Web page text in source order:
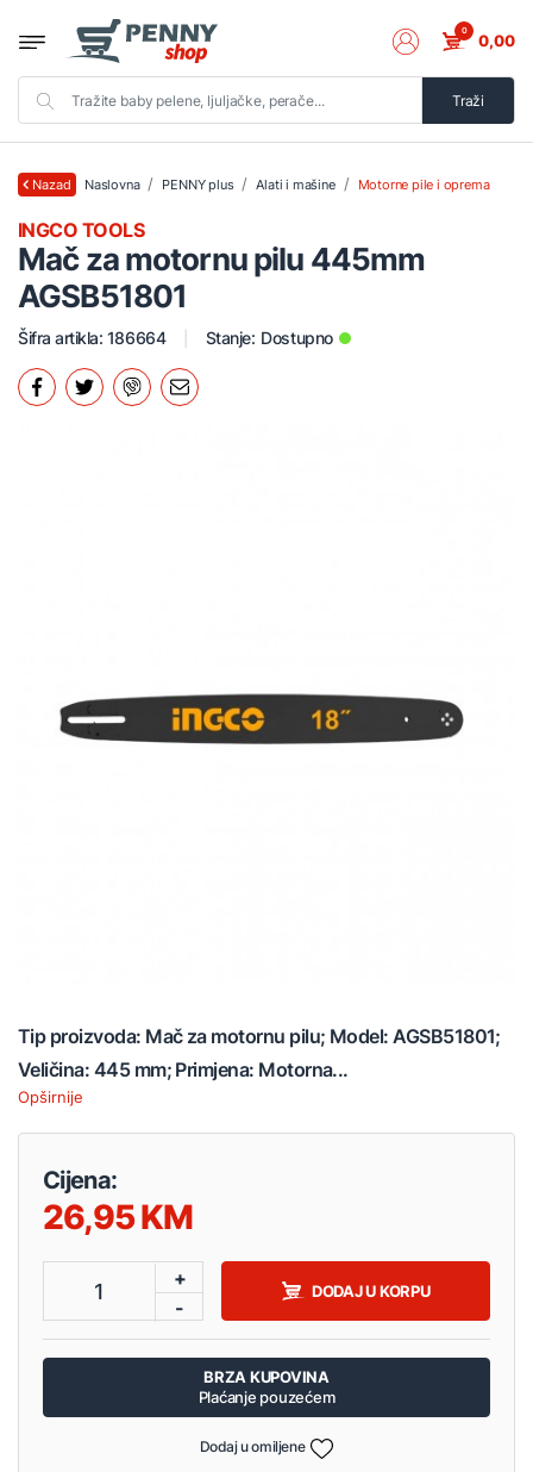
Traži
0 0,00
Nazad Naslovna PENNY plus Alati i mašine Motorne pile i oprema
Mač za motornu pilu 445mm
AGSB51801
INGCO TOOLS
Šifra artikla: 186664 Stanje: Dostupno
Tip proizvoda: Mač za motornu pilu; Model: AGSB51801;
Veličina: 445 mm; Primjena: Motorna...
Opširnije
Cijena:
26,95
1
+
-
DODAJ U KORPU
BRZA KUPOVINA
Plaćanje pouzećem
Dodaj u omiljene